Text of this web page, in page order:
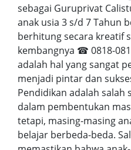
sebagai Guruprivat
anak usia 3 s/d 7 Tahun
berhitung secara kreatif
kembangnya ☎ 0818-
adalah hal yang sangat
menjadi pintar dan
Pendidikan adalah
dalam pembentukan
tetapi, masing-masing
belajar berbeda-beda.